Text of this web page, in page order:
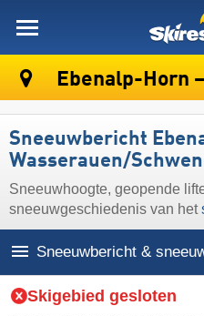
Ebenalp-Horn –
Sneeuwbericht
Wasserauen/​
Sneeuwhoogte, geopende
sneeuwgeschiedenis van het
Wasserauen/​Schwende
Sneeuwbericht &
Skigebied gesloten